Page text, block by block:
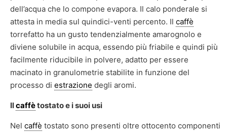
dell’acqua che lo compone evapora. Il calo ponderale si
attesta in media sul quindici-venti percento. Il caffè
torrefatto ha un gusto tendenzialmente amarognolo e
diviene solubile in acqua, essendo più friabile e quindi più
facilmente riducibile in polvere, adatto per essere
macinato in granulometrie stabilite in funzione del
processo di estrazione degli aromi.
Ilcaffètostato e i suoi usi
Nel caffè tostato sono presenti oltre ottocento componenti